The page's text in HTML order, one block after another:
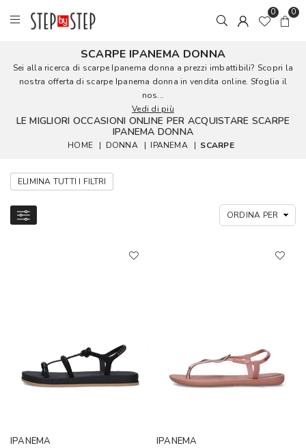
0 0
SCARPE IPANEMA DONNA
Sei alla ricerca di scarpe Ipanema donna a prezzi imbattibili? Scopri la
nostra offerta di scarpe Ipanema donna in vendita online. Sfoglia il
nos...
Vedi di più
LE MIGLIORI OCCASIONI ONLINE PER ACQUISTARE SCARPE
IPANEMA DONNA
HOME | DONNA | IPANEMA | SCARPE
ELIMINA TUTTI I FILTRI
IPANEMA IPANEMA